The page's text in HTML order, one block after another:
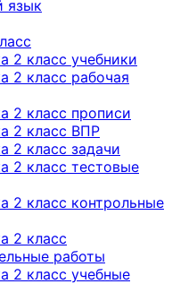
язык
2 класс учебники
2 класс рабочая
2 класс прописи
2 класс ВПР
2 класс задачи
2 класс тестовые
2 класс контрольные
2 класс
работы
2 класс учебные